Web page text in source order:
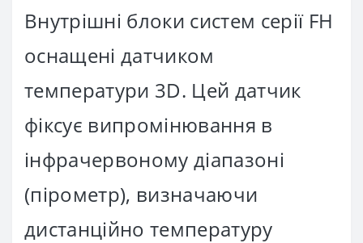
Внутрішні блоки систем серії FH
оснащені датчиком
температури 3D. Цей датчик
фіксує випромінювання в
інфрачервоному діапазоні
(пірометр), визначаючи
дистанційно температуру